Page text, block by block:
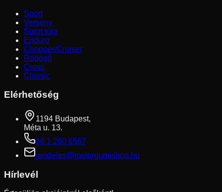
Sport
Verseny
Sport túra
Enduro
Chopper/Cruiser
Robogó
Cross
Classic
Elérhetőség
1194 Budapest,
Méta u. 13.
06 1 280 6567
rendeles@motorgumishop.hu
Hírlevél